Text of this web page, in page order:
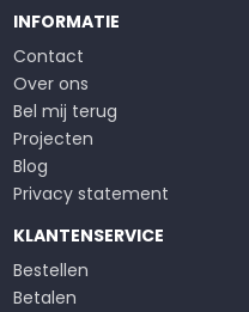
INFORMATIE
Contact
Over ons
Bel mij terug
Projecten
Blog
Privacy statement
KLANTENSERVICE
Bestellen
Betalen